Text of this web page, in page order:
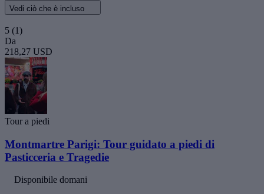
Vedi ciò che è incluso
5 (1)
Da
218,27 USD
Tour a piedi
Montmartre Parigi: Tour guidato a piedi di
Pasticceria e Tragedie
Disponibile domani